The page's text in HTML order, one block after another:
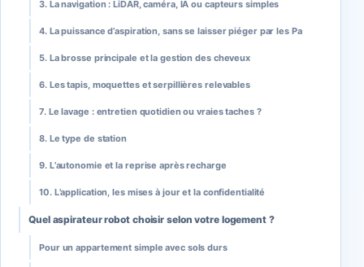
3. La navigation : LiDAR, caméra, IA ou capteurs simples
4. La puissance d’aspiration, sans se laisser piéger par les Pa
5. La brosse principale et la gestion des cheveux
6. Les tapis, moquettes et serpillières relevables
7. Le lavage : entretien quotidien ou vraies taches ?
8. Le type de station
9. L’autonomie et la reprise après recharge
10. L’application, les mises à jour et la confidentialité
Quel aspirateur robot choisir selon votre logement ?
Pour un appartement simple avec sols durs